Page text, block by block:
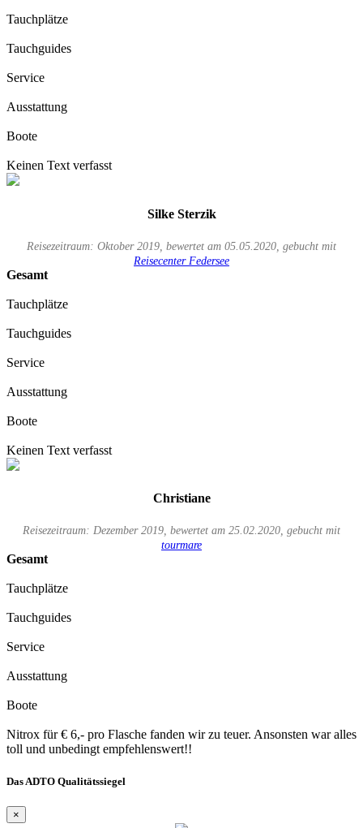
Tauchplätze
Tauchguides
Service
Ausstattung
Boote
Keinen Text verfasst
Silke Sterzik
Reisezeitraum: Oktober 2019, bewertet am 05.05.2020, gebucht mit
Reisecenter Federsee
Gesamt
Tauchplätze
Tauchguides
Service
Ausstattung
Boote
Keinen Text verfasst
Christiane
Reisezeitraum: Dezember 2019, bewertet am 25.02.2020, gebucht mit
tourmare
Gesamt
Tauchplätze
Tauchguides
Service
Ausstattung
Boote
Nitrox für € 6,- pro Flasche fanden wir zu teuer. Ansonsten war alles
toll und unbedingt empfehlenswert!!
Das ADTO Qualitätssiegel
×